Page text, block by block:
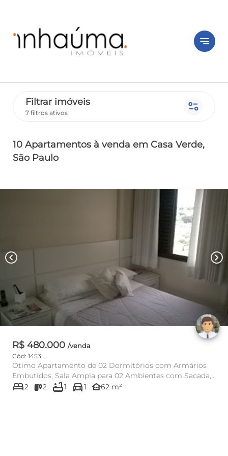
notes
Filtrar imóveis
7 filtros ativos page_info
10 Apartamentos à venda em Casa Verde,
São Paulo
chevron_left chevron_right
R$ 480.000 /venda
Cód: 1453
Ótimo Apartamento de 02 Dormitórios com Armários
Embutidos, Sala Ampla para 02 Ambientes com Sacada,
Cozinha com Gabin...
bed2 2 bathtub1 directions_car1 other_houses62 m²